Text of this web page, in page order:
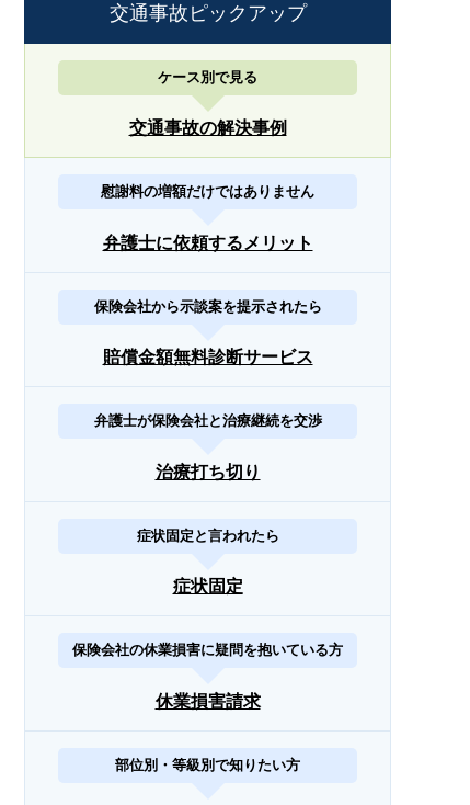
交通事故ピックアップ
ケース別で見る
交通事故の解決事例
慰謝料の増額だけではありません
弁護士に依頼するメリット
保険会社から示談案を提示されたら
賠償金額無料診断サービス
弁護士が保険会社と治療継続を交渉
治療打ち切り
症状固定と言われたら
症状固定
保険会社の休業損害に疑問を抱いている方
休業損害請求
部位別・等級別で知りたい方